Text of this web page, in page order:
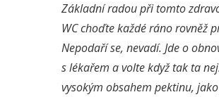
Základní radou při tomto
WC choďte každé ráno rovněž
Nepodaří se, nevadí. Jde o
s lékařem a volte když tak ta
vysokým obsahem pektinu,